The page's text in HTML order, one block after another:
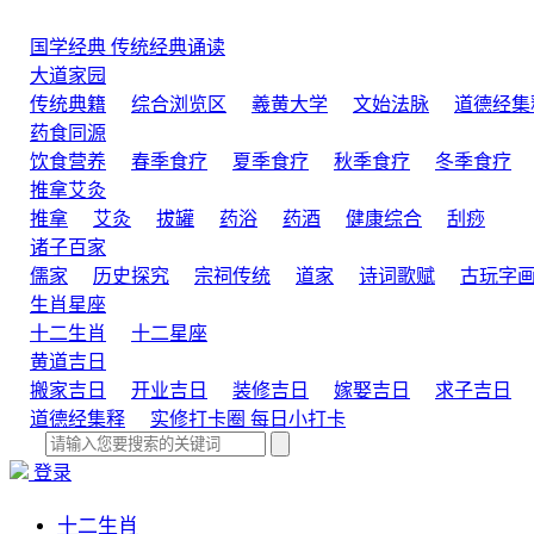
国学经典 传统经典诵读
大道家园
传统典籍
综合浏览区 羲黄大学 文始法脉
道德经集
药食同源
饮食营养
春季食疗 夏季食疗 秋季食疗 冬季食疗
推拿艾灸
推拿
艾灸 拔罐 药浴 药酒 健康综合
刮痧
诸子百家
儒家
历史探究 宗祠传统 道家 诗词歌赋 古玩字画
生肖星座
十二生肖
十二星座
黄道吉日
搬家吉日
开业吉日 装修吉日 嫁娶吉日
求子吉日
道德经集释
实修打卡圈 每日小打卡
登录
十二生肖